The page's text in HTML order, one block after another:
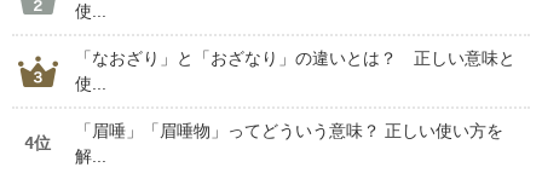
使...
「なおざり」と「おざなり」の違いとは？ 正しい意味と
使...
4位
「眉唾」「眉唾物」ってどういう意味？ 正しい使い方を
解...